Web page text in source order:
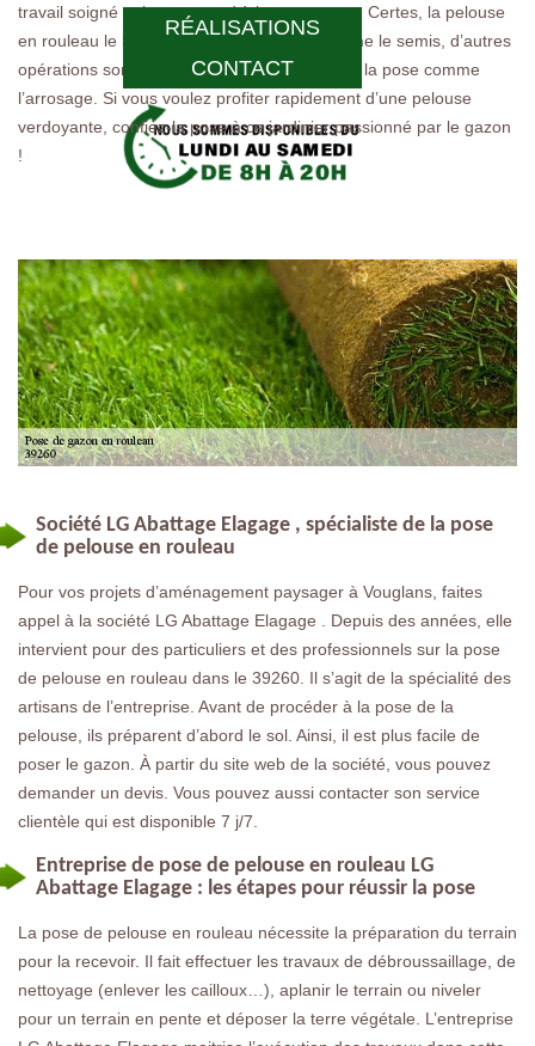
RÉALISATIONS
CONTACT
travail soigné qui correspond à leurs attentes. Certes, la pelouse
en rouleau le libère de certains travaux comme le semis, d’autres
opérations sont à effectuer rapidement après la pose comme
l’arrosage. Si vous voulez profiter rapidement d’une pelouse
verdoyante, confiez-la pose à ce jardinier passionné par le gazon
!
Société LG Abattage Elagage , spécialiste de la pose
de pelouse en rouleau
Pour vos projets d’aménagement paysager à Vouglans, faites
appel à la société LG Abattage Elagage . Depuis des années, elle
intervient pour des particuliers et des professionnels sur la pose
de pelouse en rouleau dans le 39260. Il s’agit de la spécialité des
artisans de l’entreprise. Avant de procéder à la pose de la
pelouse, ils préparent d’abord le sol. Ainsi, il est plus facile de
poser le gazon. À partir du site web de la société, vous pouvez
demander un devis. Vous pouvez aussi contacter son service
clientèle qui est disponible 7 j/7.
Entreprise de pose de pelouse en rouleau LG
Abattage Elagage : les étapes pour réussir la pose
La pose de pelouse en rouleau nécessite la préparation du terrain
pour la recevoir. Il fait effectuer les travaux de débroussaillage, de
nettoyage (enlever les cailloux…), aplanir le terrain ou niveler
pour un terrain en pente et déposer la terre végétale. L’entreprise